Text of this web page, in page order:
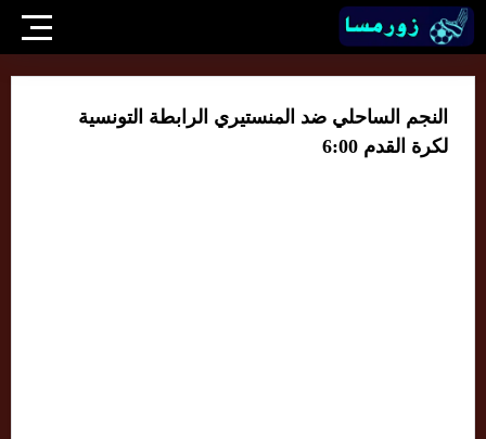
النجم الساحلي ضد المنستيري الرابطة التونسية
لكرة القدم 6:00